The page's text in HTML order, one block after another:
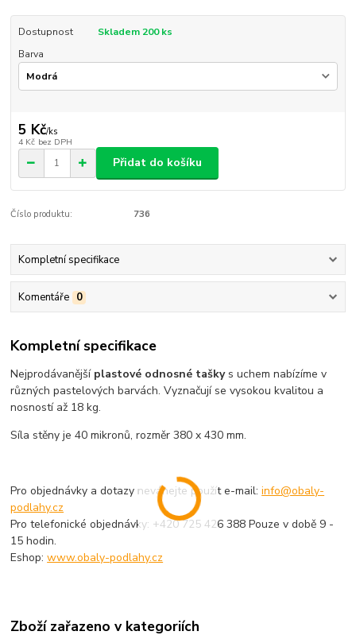
Dostupnost
Skladem 200 ks
Barva
5 Kč/ks
4 Kč bez DPH
Přidat do košíku
Číslo produktu: 736
Kompletní specifikace
Komentáře 0
Kompletní specifikace
Nejprodávanější plastové odnosné taškys uchem nabízíme v
různých pastelových barvách. Vyznačují se vysokou kvalitou a
nosností až 18 kg.
Síla stěny je 40 mikronů, rozměr 380 x 430 mm.
Pro objednávky a dotazy neváhejte použít e-mail:info@obaly-
podlahy.cz
Pro telefonické objednávky: +420 725 426 388 Pouze v době 9 -
15 hodin.
Eshop:www.obaly-podlahy.cz
Zboží zařazeno v kategoriích